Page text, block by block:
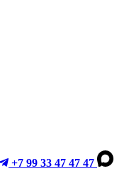
+7 99 33 47 47 47